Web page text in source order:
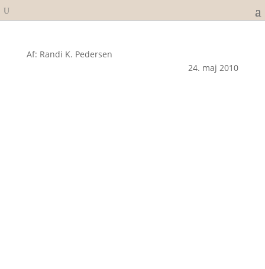
Af: Randi K. Pedersen
24. maj 2010